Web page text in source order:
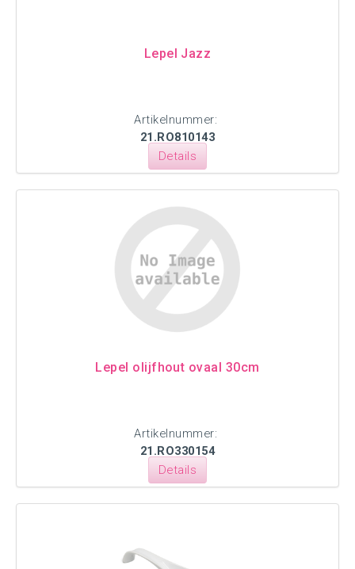
Lepel Jazz
Artikelnummer:
21.RO810143
Details
Lepel olijfhout ovaal 30cm
Artikelnummer:
21.RO330154
Details